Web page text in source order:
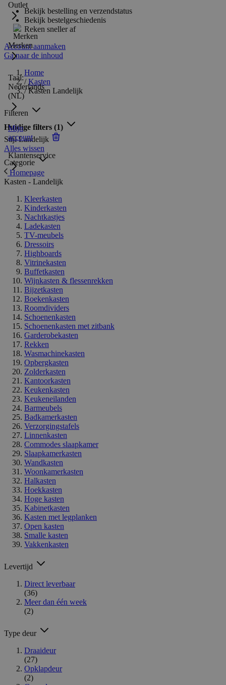
Outlet
Merken
Taal:
Nederlands
(NL)
Mijn
account
Klantenservice
Bekijk bestelling en verzendstatus
Bekijk bestelgeschiedenis
Reken sneller af
Account aanmaken
Ga naar de inhoud
Home
/ Kasten
/ Kasten Landelijk
Filteren
Huidige filters (1)
Stijl Landelijk
Alles wissen
Categorie
Homepage
Kasten - Landelijk
Kleerkasten
Kinderkasten
Nachtkastjes
Ladekasten
TV-meubels
Dressoirs
Highboards
Vitrinekasten
Buffetkasten
Wijnkasten & flessenrekken
Bijzetkasten
Boekenkasten
Roomdividers
Schoenenkasten
Schoenenkasten met zitbank
Garderobekasten
Rekken
Wasmachinekasten
Opbergkasten
Zolderkasten
Kantoorkasten
Keukenkasten
Keukeneilanden
Barmeubels
Badkamerkasten
Verzorgingstafels
Linnenkasten
Commodes slaapkamer
Slaapkamerkasten
Wandkasten
Woonkamerkasten
Halkasten
Hoekkasten
Hoge kasten
Kabinetkasten
Kasten met legplanken
Open kasten
Smalle kasten
Vakkenkasten
Levertijd
Direct leverbaar
(36)
Meer dan één week
(2)
Type deur
Draaideur
(27)
Opklapdeur
(2)